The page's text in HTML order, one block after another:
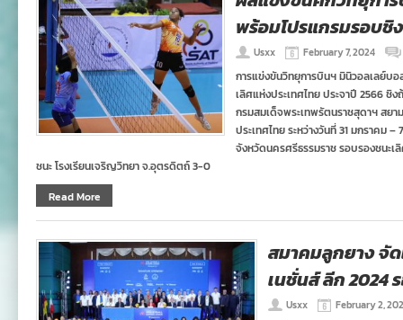
พร้อมโปรแกรมรอบชิง
Usxx February 7, 2024
การแข่งขันวิทยุการบินฯ มินิวอลเลย์บอ
เลิศแห่งประเทศไทย ประจาปี 2566 ชิ
กรมสมเด็จพระเทพรัตนราชสุดาฯ สยา
ประเทศไทย ระหว่างวันที่ 31 มกราคม
จังหวัดนครศรีธรรมราช รอบรองชนะเ
ชนะ โรงเรียนเจริญวิทยา จ.อุตรดิตถ์ 3-0
Read More
สมาคมลูกยาง จั
เนชั่นส์ ลีก 2024
Usxx February 2,